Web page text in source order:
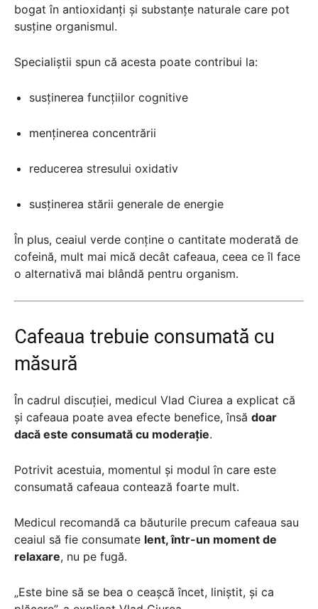
bogat în antioxidanți și substanțe naturale care pot
susține organismul.
Specialiștii spun că acesta poate contribui la:
susținerea funcțiilor cognitive
menținerea concentrării
reducerea stresului oxidativ
susținerea stării generale de energie
În plus, ceaiul verde conține o cantitate moderată de
cofeină, mult mai mică decât cafeaua, ceea ce îl face
o alternativă mai blândă pentru organism.
Cafeaua trebuie consumată cu
măsură
În cadrul discuției, medicul Vlad Ciurea a explicat că
și cafeaua poate avea efecte benefice, însă doar
dacă este consumată cu moderație.
Potrivit acestuia, momentul și modul în care este
consumată cafeaua contează foarte mult.
Medicul recomandă ca băuturile precum cafeaua sau
ceaiul să fie consumate lent, într-un moment de
relaxare, nu pe fugă.
„Este bine să se bea o ceașcă încet, liniștit, și ca